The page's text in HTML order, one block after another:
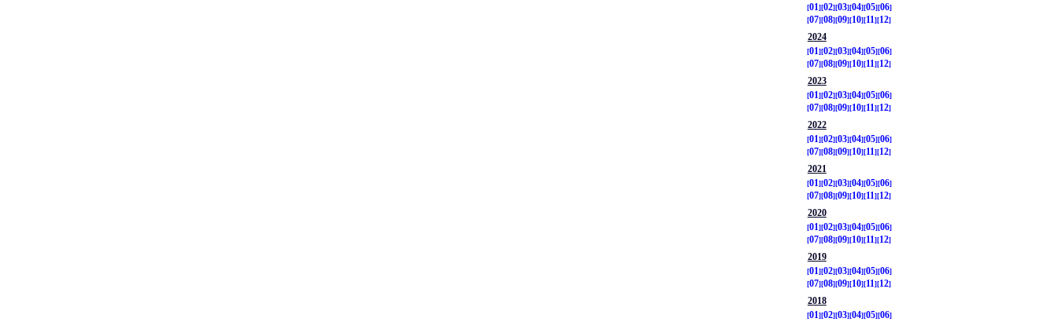
01
02 03 04 05 06
07 08 09 10 11
12
2024
01
02 03 04 05 06
07 08 09 10 11
12
2023
01
02 03 04 05 06
07 08 09 10 11
12
2022
01
02 03 04 05 06
07 08 09 10 11
12
2021
01
02 03 04 05 06
07 08 09 10 11
12
2020
01
02 03 04 05 06
07 08 09 10 11
12
2019
01
02 03 04 05 06
07 08 09 10 11
12
2018
01 02 03 04 05 06